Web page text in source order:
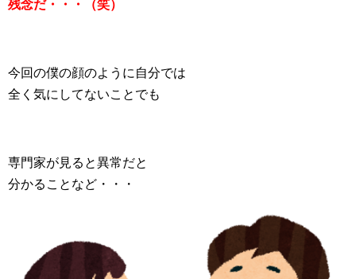
残念だ・・・（笑）
今回の僕の顔のように自分では
全く気にしてないことでも
専門家が見ると異常だと
分かることなど・・・